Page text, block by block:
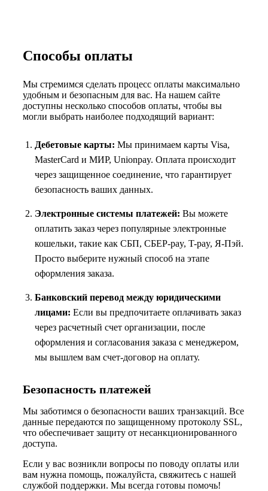
Способы оплаты
Мы стремимся сделать процесс оплаты максимально
удобным и безопасным для вас. На нашем сайте
доступны несколько способов оплаты, чтобы вы
могли выбрать наиболее подходящий вариант:
Дебетовые карты: Мы принимаем карты Visa,
MasterCard и МИР, Unionpay. Оплата происходит
через защищенное соединение, что гарантирует
безопасность ваших данных.
Электронные системы платежей: Вы можете
оплатить заказ через популярные электронные
кошельки, такие как СБП, СБЕР-pay, T-pay, Я-Пэй.
Просто выберите нужный способ на этапе
оформления заказа.
Банковский перевод между юридическими
лицами: Если вы предпочитаете оплачивать заказ
через расчетный счет организации, после
оформления и согласования заказа с менеджером,
мы вышлем вам счет-договор на оплату.
Безопасность платежей
Мы заботимся о безопасности ваших транзакций. Все
данные передаются по защищенному протоколу SSL,
что обеспечивает защиту от несанкционированного
доступа.
Если у вас возникли вопросы по поводу оплаты или
вам нужна помощь, пожалуйста, свяжитесь с нашей
службой поддержки. Мы всегда готовы помочь!